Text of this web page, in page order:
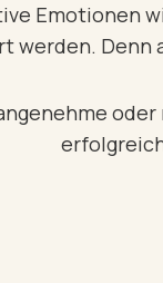
Emotionen
werden. Denn